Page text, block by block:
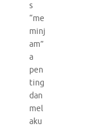
s
“me
minj
am”
a
pen
ting
dan
mel
aku